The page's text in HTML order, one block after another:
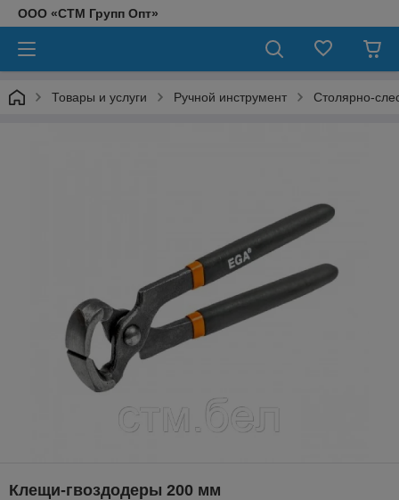
ООО «СТМ Групп Опт»
Товары и услуги Ручной инструмент Столярно-
Клещи-гвоздодеры 200 мм